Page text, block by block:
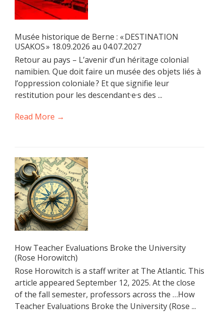
Musée historique de Berne : « DESTINATION
USAKOS » 18.09.2026 au 04.07.2027
Retour au pays – L’avenir d’un héritage colonial
namibien. Que doit faire un musée des objets liés à
l’oppression coloniale ? Et que signifie leur
restitution pour les descendant·e·s des ...
Read More →
How Teacher Evaluations Broke the University
(Rose Horowitch)
Rose Horowitch is a staff writer at The Atlantic. This
article appeared September 12, 2025. At the close
of the fall semester, professors across the …How
Teacher Evaluations Broke the University (Rose ...